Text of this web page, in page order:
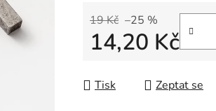
19 Kč –25 %
14,20 Kč
Tisk Zeptat se